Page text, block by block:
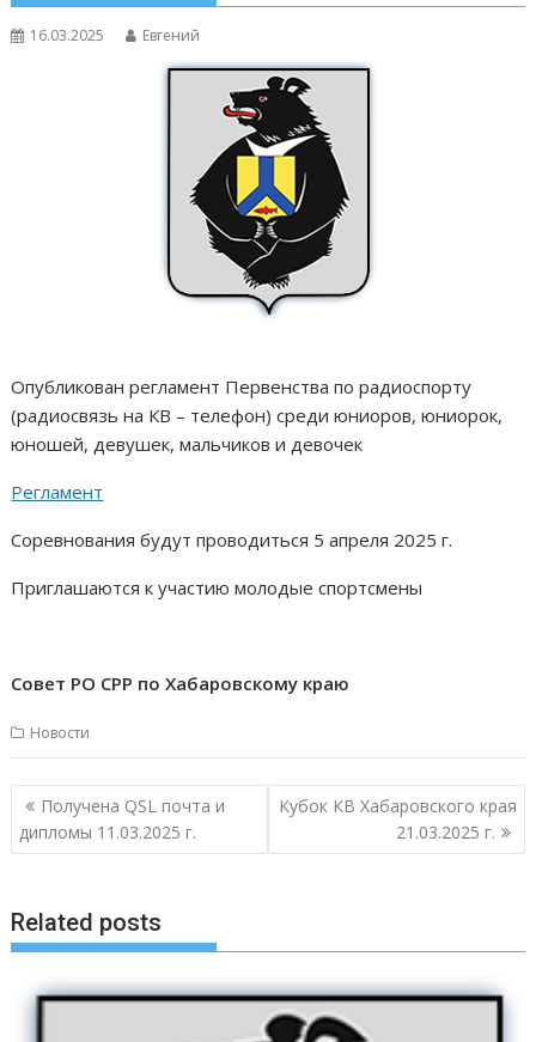
16.03.2025 Евгений
Опубликован регламент Первенства по радиоспорту
(радиосвязь на КВ – телефон) среди юниоров, юниорок,
юношей, девушек, мальчиков и девочек
Регламент
Соревнования будут проводиться 5 апреля 2025 г.
Приглашаются к участию молодые спортсмены
Совет РО СРР по Хабаровскому краю
Новости
Навигация
по
записям
Получена QSL почта и
дипломы 11.03.2025 г.
Кубок КВ Хабаровского края
21.03.2025 г.
Related posts